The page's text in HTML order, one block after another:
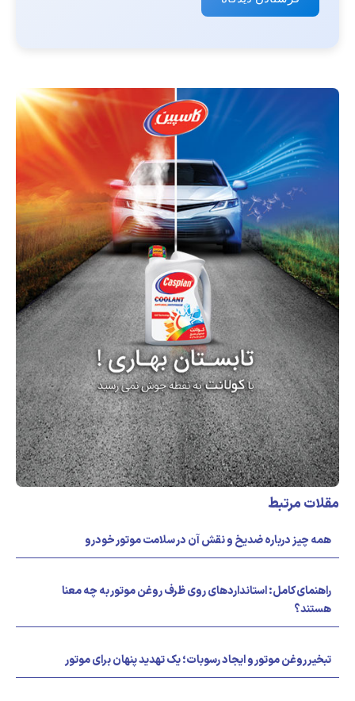
مقلات مرتبط
همه چیز درباره ضدیخ و نقش آن در سلامت موتور خودرو
راهنمای کامل: استانداردهای روی ظرف روغن موتور به چه معنا
هستند؟
تبخیر روغن موتور و ایجاد رسوبات؛ یک تهدید پنهان برای موتور